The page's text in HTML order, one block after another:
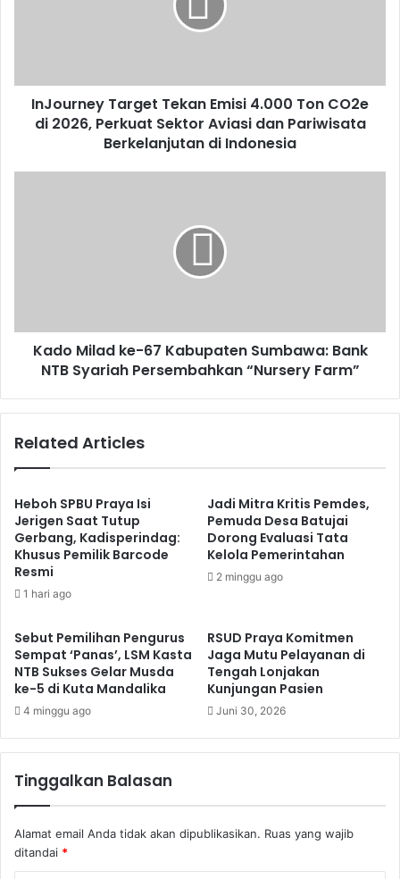
InJourney Target Tekan Emisi 4.000 Ton CO2e
di 2026, Perkuat Sektor Aviasi dan Pariwisata
Berkelanjutan di Indonesia
Kado Milad ke-67 Kabupaten Sumbawa: Bank
NTB Syariah Persembahkan “Nursery Farm”
Related Articles
Heboh SPBU Praya Isi
Jerigen Saat Tutup
Gerbang, Kadisperindag:
Khusus Pemilik Barcode
Resmi
1 hari ago
Jadi Mitra Kritis Pemdes,
Pemuda Desa Batujai
Dorong Evaluasi Tata
Kelola Pemerintahan
2 minggu ago
Sebut Pemilihan Pengurus
Sempat ‘Panas’, LSM Kasta
NTB Sukses Gelar Musda
ke-5 di Kuta Mandalika
4 minggu ago
RSUD Praya Komitmen
Jaga Mutu Pelayanan di
Tengah Lonjakan
Kunjungan Pasien
Juni 30, 2026
Tinggalkan Balasan
Alamat email Anda tidak akan dipublikasikan. Ruas yang wajib
ditandai *